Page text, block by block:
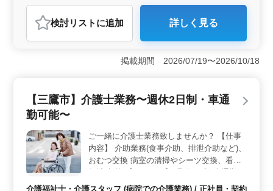
介護福祉士・介護スタッフ
おすすめポイント
＜働きやすさ＞ 青梅市黒沢に位置するこの求人は東青
梅駅からも近く、車通勤可能です。週2〜3日からの勤務
で柔軟な働き方が可能です。無料駐車場完備で通勤スト
収200万円〜400万円や時給1,000円〜1,800円という好待
遇です。通勤手当などの福利厚生も充実しています。雇
いており、安心して働けます。 ＜成長・活躍の機会
＞ 介護福祉士の募集で経験者の方が歓迎されていま
す。病院での介護業務を通じて経験をさらに磨き、スキ
ルアップを図りましょう。週5日勤務可能な方も歓迎さ
れ、キャリアを築くチャンスがあります。
検討リスト に追加 詳しく見る
掲載期間 2026/07/19〜2026/10/18
【三鷹市】介護士業務〜週休2日制・車通
勤可能〜
ご一緒に介護士業務致しませんか？ 【仕事
内容】 介助業務(食事介助、排泄介助など)、
おむつ交換 病室の清掃やシーツ交換、看護
能 ベテランシニア世代の方活躍中 希望条
介護福祉士・介護スタッフ (病院での介護業務) / 正社員・契約